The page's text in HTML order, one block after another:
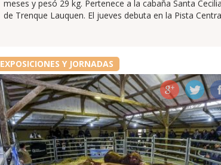
meses y pesó 29 kg. Pertenece a la cabaña Santa
de Trenque Lauquen. El jueves debuta en la Pista
EXPOSICIONES Y JORNADAS